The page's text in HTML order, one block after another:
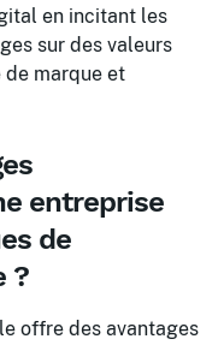
en incitant les
sur des valeurs
de marque et
entreprise
de
?
offre des avantages